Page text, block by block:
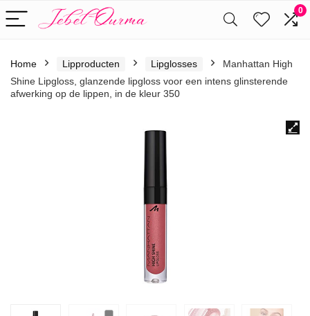
0
Home Lipproducten Lipglosses
Manhattan High
Shine Lipgloss, glanzende lipgloss voor een intens glinsterende
afwerking op de lippen, in de kleur 350